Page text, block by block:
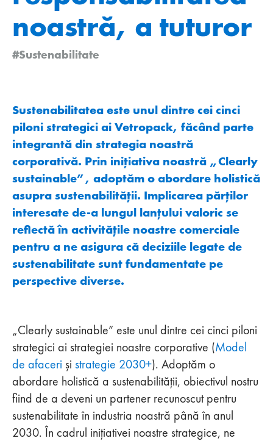
noastră, a tuturor
#Sustenabilitate
Sustenabilitatea este unul dintre cei cinci
piloni strategici ai Vetropack, făcând parte
integrantă din strategia noastră
corporativă. Prin inițiativa noastră „Clearly
sustainable”, adoptăm o abordare holistică
asupra sustenabilității. Implicarea părților
interesate de-a lungul lanțului valoric se
reflectă în activitățile noastre comerciale
pentru a ne asigura că deciziile legate de
sustenabilitate sunt fundamentate pe
perspective diverse.
„Clearly sustainable” este unul dintre cei cinci piloni
strategici ai strategiei noastre corporative (Model
de afaceri și strategie 2030+). Adoptăm o
abordare holistică a sustenabilității, obiectivul nostru
fiind de a deveni un partener recunoscut pentru
sustenabilitate în industria noastră până în anul
2030. În cadrul inițiativei noastre strategice, ne